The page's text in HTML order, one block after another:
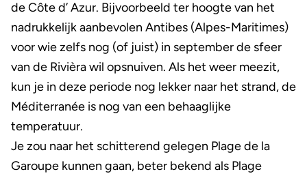
de Côte d’ Azur. Bijvoorbeeld ter hoogte van het
nadrukkelijk aanbevolen Antibes (Alpes-Maritimes)
voor wie zelfs nog (of juist) in september de sfeer
van de Rivièra wil opsnuiven. Als het weer meezit,
kun je in deze periode nog lekker naar het strand, de
Méditerranée is nog van een behaaglijke
temperatuur.
Je zou naar het schitterend gelegen Plage de la
Garoupe kunnen gaan, beter bekend als Plage